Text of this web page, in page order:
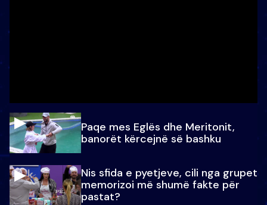
Paqe mes Eglës dhe Meritonit,
banorët kërcejnë së bashku
Nis sfida e pyetjeve, cili nga grupet
memorizoi më shumë fakte për
pastat?